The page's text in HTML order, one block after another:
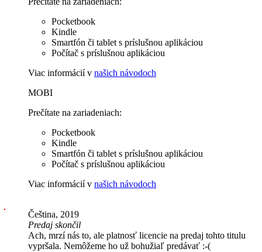
Pocketbook
Kindle
Smartfón či tablet s príslušnou aplikáciou
Počítač s príslušnou aplikáciou
Viac informácií v našich návodoch
MOBI
Prečítate na zariadeniach:
Pocketbook
Kindle
Smartfón či tablet s príslušnou aplikáciou
Počítač s príslušnou aplikáciou
Viac informácií v našich návodoch
Čeština, 2019
Predaj skončil
Ach, mrzí nás to, ale platnosť licencie na predaj tohto titulu
vypršala. Nemôžeme ho už bohužiaľ predávať :-(